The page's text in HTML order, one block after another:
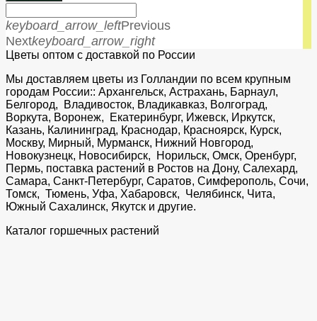
keyboard_arrow_leftPrevious
Nextkeyboard_arrow_right
Цветы оптом с доставкой по России
Мы доставляем цветы из Голландии по всем крупным
городам России:: Архангельск, Астрахань, Барнаул,
Белгород, Владивосток, Владикавказ, Волгоград,
Воркута, Воронеж, Екатеринбург, Ижевск, Иркутск,
Казань, Калининград, Краснодар, Красноярск, Курск,
Москву, Мирный, Мурманск, Нижний Новгород,
Новокузнецк, Новосибирск, Норильск, Омск, Оренбург,
Пермь, поставка растений в Ростов на Дону, Салехард,
Самара, Санкт-Петербург, Саратов, Симферополь, Сочи,
Томск, Тюмень, Уфа, Хабаровск, Челябинск, Чита,
Южный Сахалинск, Якутск и другие.
Каталог горшечных растений